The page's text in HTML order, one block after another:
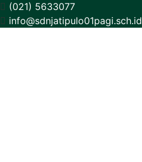
(021) 5633077
info@sdnjatipulo01pagi.sch.id